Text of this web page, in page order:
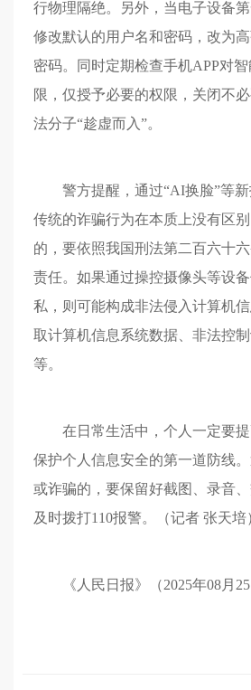
行物理隔绝。另外，当电子设备
修改默认的用户名和密码，改为
密码。同时定期检查手机APP对
限，仅授予必要的权限，关闭不
法分子“趁虚而入”。
警方提醒，通过“AI换脸”等新
传统的诈骗行为在本质上没有区
的，要依照我国刑法第二百六十
责任。如果通过操控摄像头等设
私，则可能构成非法侵入计算机
取计算机信息系统数据、非法控
等。
在日常生活中，个人一定要提
保护个人信息安全的第一道防线
或诈骗的，要保留好截图、录音、
及时拨打110报警。（记者 张天培
《人民日报》（2025年08月25